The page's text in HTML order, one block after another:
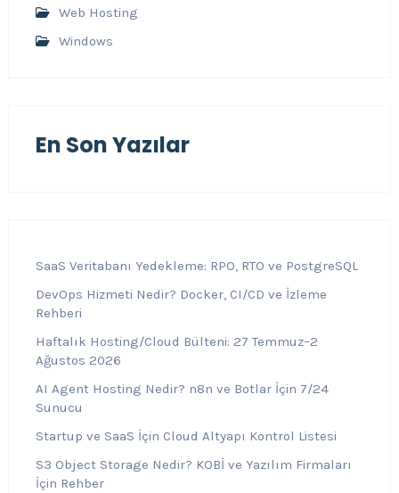
Web Hosting
Windows
En Son Yazılar
SaaS Veritabanı Yedekleme: RPO, RTO ve PostgreSQL
DevOps Hizmeti Nedir? Docker, CI/CD ve İzleme
Rehberi
Haftalık Hosting/Cloud Bülteni: 27 Temmuz–2
Ağustos 2026
AI Agent Hosting Nedir? n8n ve Botlar İçin 7/24
Sunucu
Startup ve SaaS İçin Cloud Altyapı Kontrol Listesi
S3 Object Storage Nedir? KOBİ ve Yazılım Firmaları
İçin Rehber